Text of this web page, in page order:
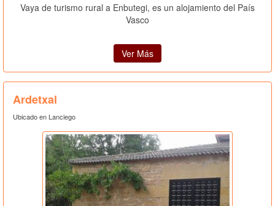
Vaya de turismo rural a Enbutegi, es un alojamiento del País
Vasco
Ver Más
Ardetxal
Ubicado en Lanciego